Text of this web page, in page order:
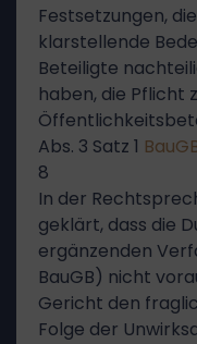
Festsetzungen,
klarstellende
Beteiligte
haben, die Pflicht
Abs. 3 Satz 1
8
In der
geklärt, dass die
ergänzenden
BauGB) nicht
Gericht den
Folge der